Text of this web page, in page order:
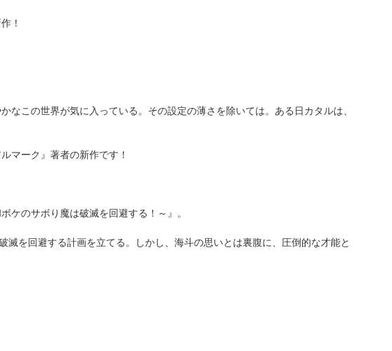
！
この世界が気に入っている。その設定の薄さを除いては。ある日カタルは、
マーク』著者の新作です！
のサボり魔は破滅を回避する！～』。
を回避する計画を立てる。しかし、海斗の思いとは裏腹に、圧倒的な才能と